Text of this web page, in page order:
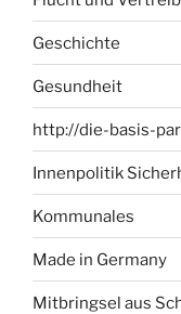
Geschichte
Gesundheit
http://die-basis-
Innenpolitik
Kommunales
Made in Germany
Mitbringsel aus